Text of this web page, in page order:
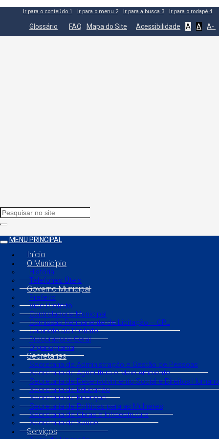
Ir para o conteúdo 1 Ir para o menu 2 Ir para a busca 3 Ir para o rodapé 4
Glossário FAQ Mapa do Site Acessibilidade A A A-
MENU PRINCIPAL
Início
O Município
História
Telefones Úteis
Governo Municipal
Prefeito
Vice Prefeito
Controladoria Municipal
Comissão Permanente de Licitação – CPL
Gabinete do Prefeito
Procuradoria Geral
Organograma
Secretarias
Secretaria de Administração e Gestão de Pessoas
Secretaria de Agricultura e Meio Ambiente
Secretaria de Desenvolvimento Social e Direitos
Secretaria de Educação
Secretaria de Finanças
Secretaria de Políticas para as Mulheres
Secretaria de Obras e Infraestrutura
Secretaria de Saúde
Serviços